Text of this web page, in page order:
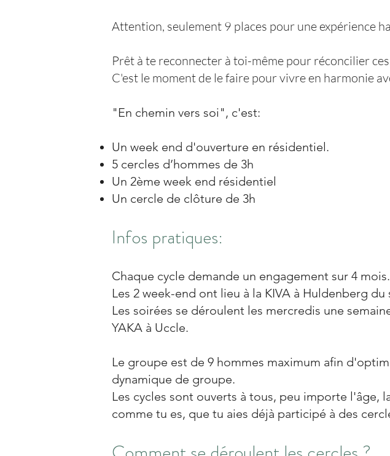
Attention, seulement 9 places pour une expérience
Prêt à te reconnecter à toi-même pour réconcilier
C'est le moment de le faire pour vivre en harmonie
"En chemin vers soi", c'est:
Un week end d'ouverture en résidentiel.
5 cercles d’hommes de 3h
Un 2ème week end résidentiel
Un cercle de clôture de 3h
Infos pratiques:
Chaque cycle demande un engagement sur 4 mois.
Les 2 week-end ont lieu à la KIVA à Huldenberg
Les soirées se déroulent les mercredis une
YAKA à Uccle.
Le groupe est de 9 hommes maximum afin
dynamique de groupe.
Les cycles sont ouverts à tous, peu importe l'âge,
comme tu es, que tu aies déjà participé à des